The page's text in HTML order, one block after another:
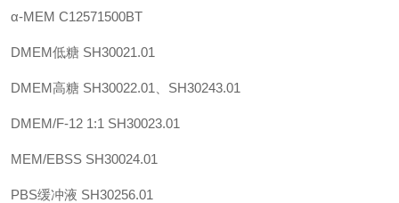
α-MEM C12571500BT
DMEM低糖 SH30021.01
DMEM高糖 SH30022.01、SH30243.01
DMEM/F-12 1:1 SH30023.01
MEM/EBSS SH30024.01
PBS缓冲液 SH30256.01